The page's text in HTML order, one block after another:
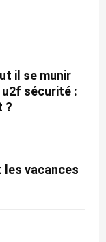
il se munir
u2f sécurité :
?
les vacances